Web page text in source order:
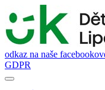
odkaz na naše
GDPR